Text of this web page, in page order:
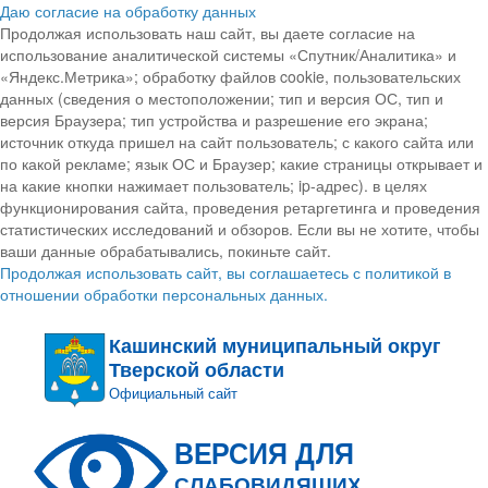
Даю согласие на обработку данных
Продолжая использовать наш сайт, вы даете согласие на
использование аналитической системы «Спутник/Аналитика» и
«Яндекс.Метрика»; обработку файлов cookie, пользовательских
данных (сведения о местоположении; тип и версия ОС, тип и
версия Браузера; тип устройства и разрешение его экрана;
источник откуда пришел на сайт пользователь; с какого сайта или
по какой рекламе; язык ОС и Браузер; какие страницы открывает и
на какие кнопки нажимает пользователь; ip-адрес). в целях
функционирования сайта, проведения ретаргетинга и проведения
статистических исследований и обзоров. Если вы не хотите, чтобы
ваши данные обрабатывались, покиньте сайт.
Продолжая использовать сайт, вы соглашаетесь с политикой в
отношении обработки персональных данных.